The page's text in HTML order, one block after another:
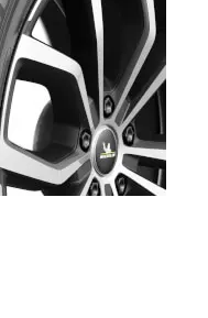
Primacy SUV: Đáng